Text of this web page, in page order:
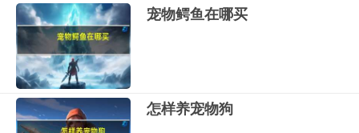
宠物鳄鱼在哪买
怎样养宠物狗